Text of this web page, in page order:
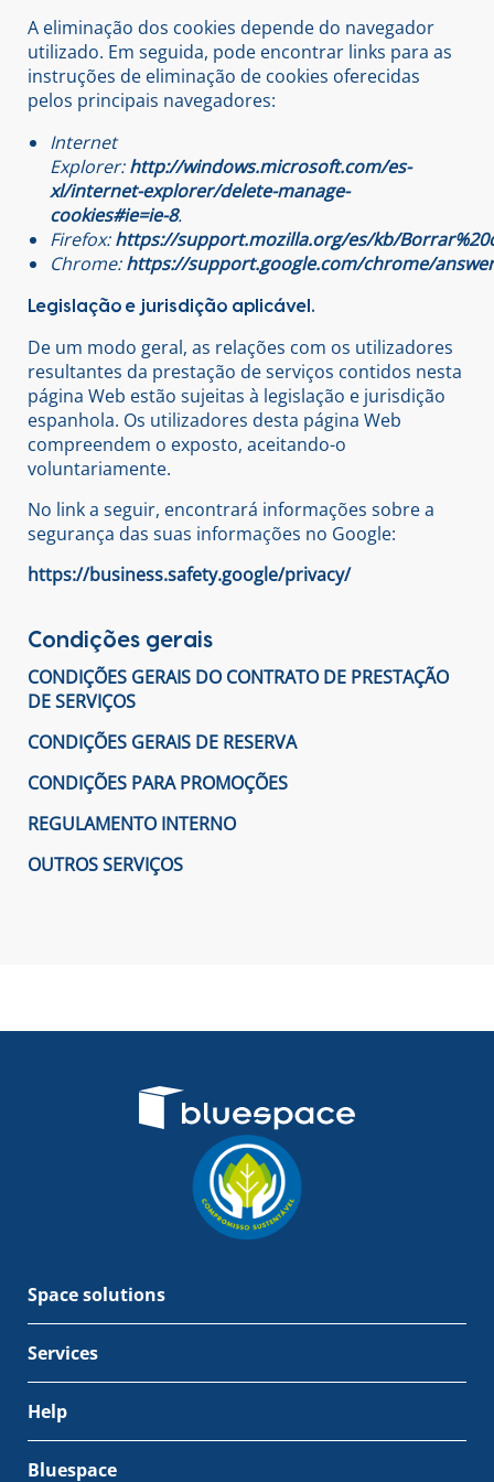
A eliminação dos cookies depende do navegador
utilizado. Em seguida, pode encontrar links para as
instruções de eliminação de cookies oferecidas
pelos principais navegadores:
Internet
Explorer:http://windows.microsoft.com/es-
xl/internet-explorer/delete-manage-
cookies#ie=ie-8.
Firefox:https://support.mozilla.org/es/kb/
Chrome:https://support.google.com/chrome/
Legislação e jurisdição aplicável.
De um modo geral, as relações com os utilizadores
resultantes da prestação de serviços contidos nesta
página Web estão sujeitas à legislação e jurisdição
espanhola. Os utilizadores desta página Web
compreendem o exposto, aceitando-o
voluntariamente.
No link a seguir, encontrará informações sobre a
segurança das suas informações no Google:
https://business.safety.google/privacy/
Condições gerais
CONDIÇÕES GERAIS DO CONTRATO DE PRESTAÇÃO
DE SERVIÇOS
CONDIÇÕES GERAIS DE RESERVA
CONDIÇÕES PARA PROMOÇÕES
REGULAMENTO INTERNO
OUTROS SERVIÇOS
Space solutions
Services
Help
Bluespace